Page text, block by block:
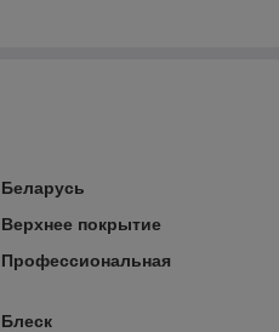
Беларусь
Верхнее покрытие
Профессиональная
Блеск